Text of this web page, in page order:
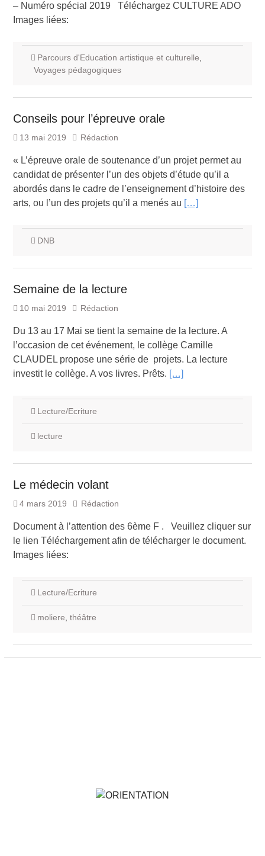
– Numéro spécial 2019 Téléchargez CULTURE ADO
Images liées:
Parcours d'Education artistique et culturelle
Voyages pédagogiques
Conseils pour l’épreuve orale
13 mai 2019 Rédaction
« L’épreuve orale de soutenance d’un projet permet au
candidat de présenter l’un des objets d’étude qu’il a
abordés dans le cadre de l’enseignement d’histoire des
arts, ou l’un des projets qu’il a menés au […]
DNB
Semaine de la lecture
10 mai 2019 Rédaction
Du 13 au 17 Mai se tient la semaine de la lecture. A
l’occasion de cet événement, le collège Camille
CLAUDEL propose une série de projets. La lecture
investit le collège. A vos livres. Prêts. […]
Lecture/Ecriture
lecture
Le médecin volant
4 mars 2019 Rédaction
Document à l’attention des 6ème F . Veuillez cliquer sur
le lien Téléchargement afin de télécharger le document.
Images liées:
Lecture/Ecriture
moliere théâtre